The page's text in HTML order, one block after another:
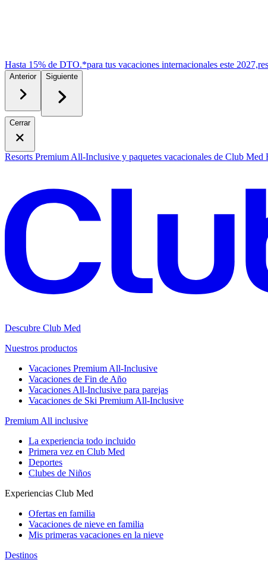
Hasta 15% de DTO.*para tus vacaciones internacionales este 2027,r
Anterior Siguiente
Cerrar
Resorts Premium All-Inclusive y paquetes vacacionales de Club Med
Descubre Club Med
Nuestros productos
Vacaciones Premium All-Inclusive
Vacaciones de Fin de Año
Vacaciones All-Inclusive para parejas
Vacaciones de Ski Premium All-Inclusive
Premium All inclusive
La experiencia todo incluido
Primera vez en Club Med
Deportes
Clubes de Niños
Experiencias Club Med
Ofertas en familia
Vacaciones de nieve en familia
Mis primeras vacaciones en la nieve
Destinos